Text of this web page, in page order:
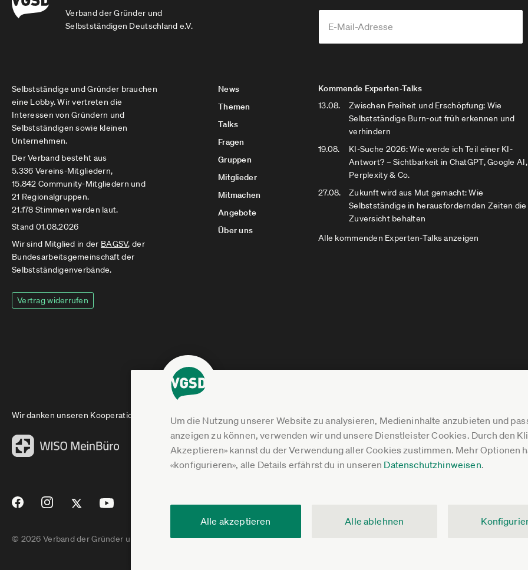
Um die Nutzung unserer Website zu analysieren, Medieninhalte anzubieten und
anzeigen zu können, verwenden wir und unsere Dienstleister Cookies. Durch den
Akzeptieren» kannst du der Verwendung aller Cookies zustimmen. Mehr Optionen
«konfigurieren», alle Details erfährst du in unseren Datenschutzhinweisen.
Alle akzeptieren Alle ablehnen
Verband der Gründer und
Selbstständigen Deutschland e.V.
Selbstständige und Gründer brauchen
eine Lobby. Wir vertreten die
Interessen von Gründern und
Selbstständigen sowie kleinen
Unternehmen.
Der Verband besteht aus
5.336 Vereins-Mitgliedern,
15.842 Community-Mitgliedern und
21 Regionalgruppen.
21.178 Stimmen werden laut.
Stand 01.08.2026
Wir sind Mitglied in der BAGSV, der
Bundesarbeitsgemeinschaft der
Selbstständigenverbände.
Vertrag widerrufen
News
Themen
Talks
Fragen
Gruppen
Mitglieder
Mitmachen
Angebote
Über uns
Kommende Experten-Talks
13.08.
Zwischen Freiheit und Erschöpfung: Wie
Selbstständige Burn-out früh erkennen und
verhindern
19.08.
KI-Suche 2026: Wie werde ich Teil einer KI-
Antwort? – Sichtbarkeit in ChatGPT, Google AI,
Perplexity & Co.
27.08.
Zukunft wird aus Mut gemacht: Wie
Selbstständige in herausfordernden Zeiten die
Zuversicht behalten
Alle kommenden Experten-Talks anzeigen
Wir danken unseren Kooperationspartnern
© 2026 Verband der Gründer und Selbstständigen Deutschland e.V.